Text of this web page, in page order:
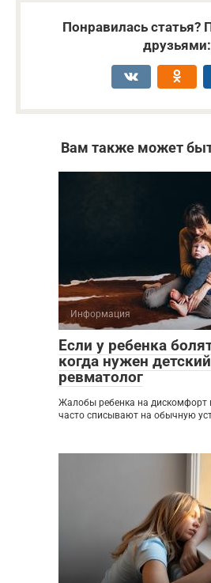
Понравилась статья?
друзьями:
Вам также может
Информация
Если у ребенка
когда нужен детский
ревматолог
Жалобы ребенка на дискомфорт
часто списывают на обычную